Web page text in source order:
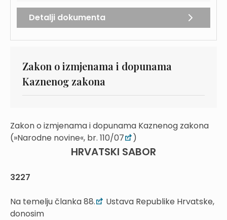
Detalji dokumenta
Zakon o izmjenama i dopunama
Kaznenog zakona
Zakon o izmjenama i dopunama Kaznenog zakona
(»Narodne novine«, br. 110/07
)
HRVATSKI SABOR
3227
Na temelju članka 88.
Ustava Republike Hrvatske,
donosim